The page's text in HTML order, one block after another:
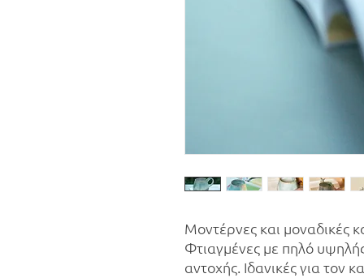
Μοντέρνες και μοναδικές
Φτιαγμένες με πηλό
αντοχής. Ιδανικές για τον